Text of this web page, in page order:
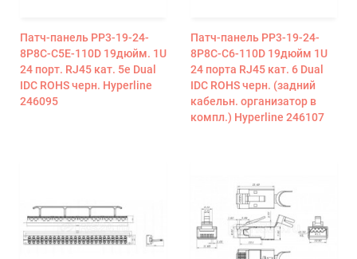
Патч-панель PP3-19-24-
8P8C-C5E-110D 19дюйм. 1U
24 порт. RJ45 кат. 5e Dual
IDC ROHS черн. Hyperline
246095
Патч-панель PP3-19-24-
8P8C-C6-110D 19дюйм 1U
24 порта RJ45 кат. 6 Dual
IDC ROHS черн. (задний
кабельн. организатор в
компл.) Hyperline 246107